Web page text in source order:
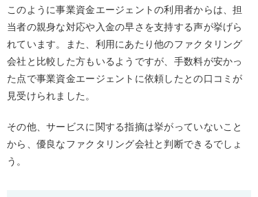
このように事業資金エージェントの利用者からは、担
当者の親身な対応や入金の早さを支持する声が挙げら
れています。また、利用にあたり他のファクタリング
会社と比較した方もいるようですが、手数料が安かっ
た点で事業資金エージェントに依頼したとの口コミが
見受けられました。
その他、サービスに関する指摘は挙がっていないこと
から、優良なファクタリング会社と判断できるでしょ
う。